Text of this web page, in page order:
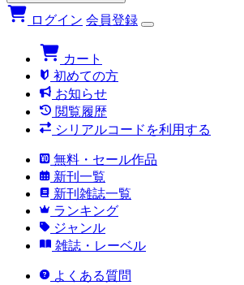
ログイン 会員登録
カート
初めての方
お知らせ
閲覧履歴
シリアルコードを利用する
無料・セール作品
新刊一覧
新刊雑誌一覧
ランキング
ジャンル
雑誌・レーベル
よくある質問